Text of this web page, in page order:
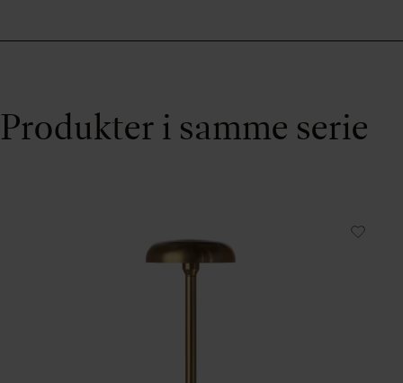
Produkter i samme serie